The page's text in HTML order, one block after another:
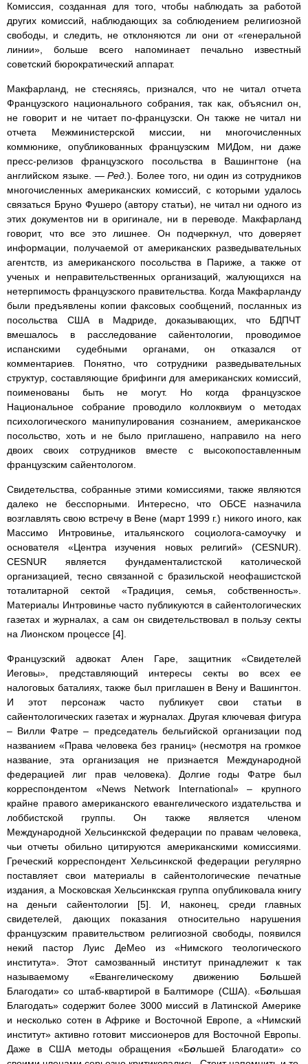
Комиссия, созданная для того, чтобы наблюдать за работой
других комиссий, наблюдающих за соблюдением религиозной
свободы, и следить, не отклоняются ли они от «генеральной
линии», больше всего напоминает печально известный
советский бюрократический аппарат.
Макфарланд, не стесняясь, признался, что не читал отчета
Французского национального собрания, так как, объяснил он,
не говорит и не читает по-французски. Он также не читал ни
отчета Межминистерской миссии, ни многочисленных
коммюнике, опубликованных французским МИДом, ни даже
пресс-релизов французского посольства в Вашингтоне (на
английском языке. —Ред.). Более того, ни один из сотрудников
многочисленных американских комиссий, с которыми удалось
связаться Бруно Фушеро (автору статьи), не читал ни одного из
этих документов ни в оригинале, ни в переводе. Макфарланд
говорит, что все это лишнее. Он подчеркнул, что доверяет
информации, получаемой от американских разведывательных
агентств, из американского посольства в Париже, а также от
ученых и неправительственных организаций, жалующихся на
нетерпимость французского правительства. Когда Макфарланду
были предъявлены копии факсовых сообщений, посланных из
посольства США в Мадриде, доказывающих, что БДПЧТ
вмешалось в расследование сайентологии, проводимое
испанскими судебными органами, он отказался от
комментариев. Понятно, что сотрудники разведывательных
структур, составляющие брифинги для американских комиссий,
поименованы быть не могут. Но когда французское
Национальное собрание проводило коллоквиум о методах
психологического манипулирования сознанием, американское
посольство, хоть и не было приглашено, направило на него
двоих своих сотрудников вместе с высокопоставленным
французским сайентологом.
Свидетельства, собранные этими комиссиями, также являются
далеко не бесспорными. Интересно, что ОБСЕ назначила
возглавлять свою встречу в Вене (март 1999 г.) никого иного, как
Массимо Интровинье, итальянского социолога-самоучку и
основателя «Центра изучения новых религий» (CESNUR).
CESNUR является фундаменталистской католической
организацией, тесно связанной с бразильской неофашистской
тоталитарной сектой «Традиция, семья, собственность».
Материалы Интровинье часто публикуются в сайентологических
газетах и журналах, а сам он свидетельствовал в пользу секты
на Лионском процессе [4].
Французский адвокат Ален Гаре, защитник «Свидетелей
Иеговы», представляющий интересы секты во всех ее
налоговых баталиях, также был приглашен в Вену и Вашингтон.
И этот персонаж часто публикует свои статьи в
сайентологических газетах и журналах. Другая ключевая фигура
– Вилли Фатре – председатель бельгийской организации под
названием «Права человека без границ» (несмотря на громкое
название, эта организация не признается Международной
федерацией лиг прав человека). Долгие годы Фатре был
корреспондентом «News Network International» – крупного
крайне правого американского евангелического издательства и
лоббистской группы. Он также является членом
Международной Хельсинкской федерации по правам человека,
чьи отчеты обильно цитируются американскими комиссиями.
Греческий корреспондент Хельсинкской федерации регулярно
поставляет свои материалы в сайентологические печатные
издания, а Московская Хельсинкская группа опубликовала книгу
на деньги сайентологии [5]. И, наконец, среди главных
свидетелей, дающих показания относительно нарушения
французским правительством религиозной свободы, появился
некий пастор Луис ДеМео из «Нимского теологического
института». Этот самозванный институт принадлежит к так
называемому «Евангелическому движению Большей
Благодати» со штаб-квартирой в Балтиморе (США). «Большая
Благодать» содержит более 3000 миссий в Латинской Америке
и несколько сотен в Африке и Восточной Европе, а «Нимский
институт» активно готовит миссионеров для Восточной Европы.
Даже в США методы обращения «Большей Благодати» со